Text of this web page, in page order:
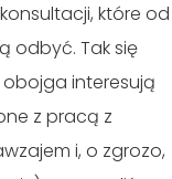
które od
odbyć. Tak się
obojga interesują
z pracą z
i, o zgrozo,